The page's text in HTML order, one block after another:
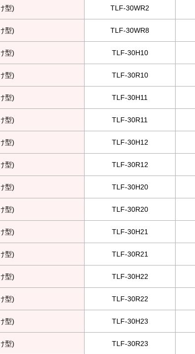
型) TLF-30WR2
型) TLF-30WR8
型) TLF-30H10
型) TLF-30R10
型) TLF-30H11
型) TLF-30R11
型) TLF-30H12
型) TLF-30R12
型) TLF-30H20
型) TLF-30R20
型) TLF-30H21
型) TLF-30R21
型) TLF-30H22
型) TLF-30R22
型) TLF-30H23
型) TLF-30R23